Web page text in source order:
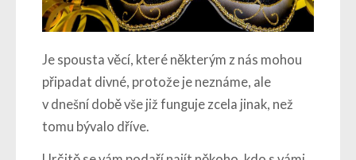
Je spousta věcí, které některým z nás mohou
připadat divné, protože je neznáme, ale
v dnešní době vše již funguje zcela jinak, než
tomu bývalo dříve.